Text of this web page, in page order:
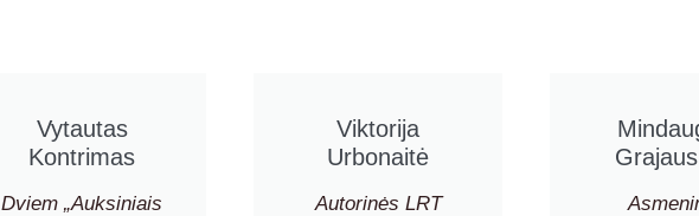
Vytautas
Kontrimas
Dviem „Auksiniais
Viktorija
Urbonaitė
Autorinės LRT